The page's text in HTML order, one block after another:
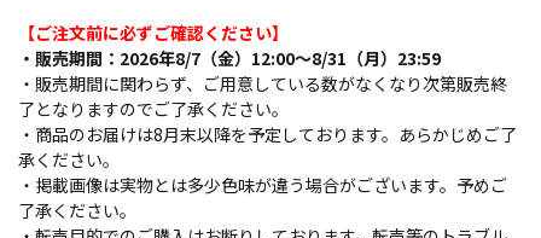
【ご注文前に必ずご確認ください】
・販売期間：2026年8/7（金）12:00～8/31（月）23:59
・販売期間に関わらず、ご用意している数がなくなり次第販売終
了となりますのでご了承ください。
・商品のお届けは8月末以降を予定しております。あらかじめご了
承ください。
・掲載画像は実物とは多少色味が違う場合がございます。予めご
了承ください。